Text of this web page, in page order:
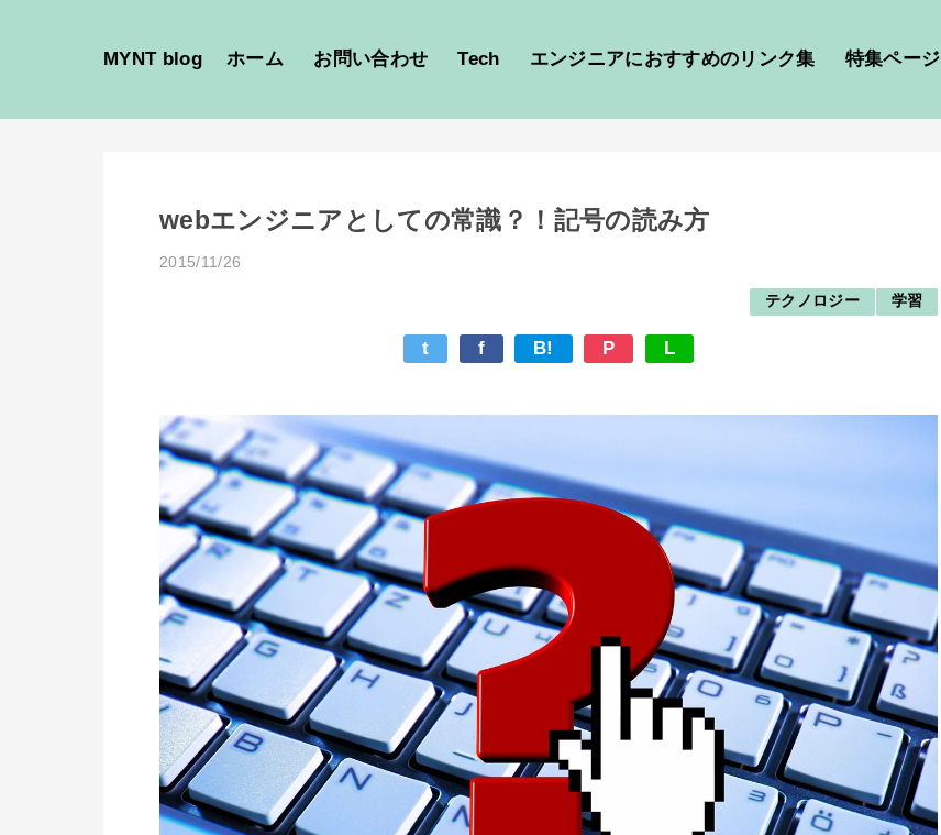
MYNT blog ホーム お問い合わせ Tech エンジニアにおすすめのリンク集 特集ページ
webエンジニアとしての常識？！記号の読み方
2015/11/26
テクノロジー 学習
t f B! P L